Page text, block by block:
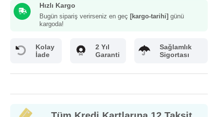
Seti
Krem
Hızlı Kargo
Bugün sipariş verirseniz en geç [kargo-tarihi] günü
kargoda!
Kolay
İade
2 Yıl
Garanti
Sağlamlık
Sigortası